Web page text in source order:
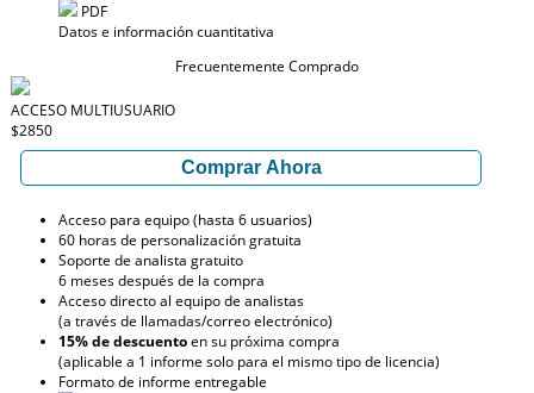
PDF
Datos e información cuantitativa
Frecuentemente Comprado
ACCESO MULTIUSUARIO
$2850
Comprar Ahora
Acceso para equipo (hasta 6 usuarios)
60 horas de personalización gratuita
Soporte de analista gratuito
6 meses después de la compra
Acceso directo al equipo de analistas
(a través de llamadas/correo electrónico)
15% de descuentoen su próxima compra
(aplicable a 1 informe solo para el mismo tipo de licencia)
Formato de informe entregable